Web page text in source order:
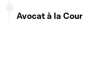
Avocat à la Cour